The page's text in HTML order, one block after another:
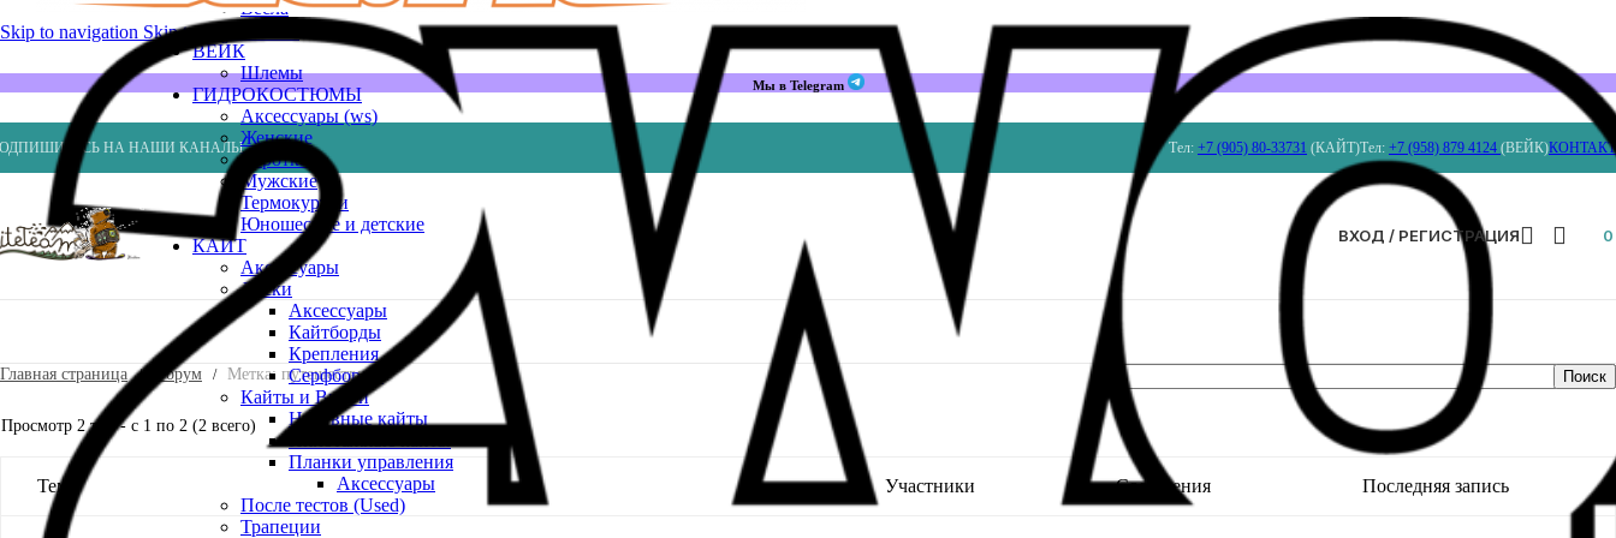
Skip to navigation Skip to main content
Мы в Telegram
НА НАШИ КАНАЛЫ Тел: +7 (905) 80-33731 (КАЙТ)Тел: +7 (958) 879 4124 (ВЕЙК)
Весла
ВЕЙК
Шлемы
ГИДРОКОСТЮМЫ
Аксессуары (ws)
Женские
Короткие
Мужские
Термокуртки
Юношеские и детские
КАЙТ
Аксессуары
Доски
Аксессуары
Кайтборды
Крепления
Серфборды
Кайты и Винги
Надувные кайты
Планки управления
Аксессуары
После тестов (Used)
Трапеции
ВХОД / РЕГИСТРАЦИЯ 0
Главная страница Форум Метка: путешествие
Просмотр 2 тем - с 1 по 2 (2 всего)
Тема Участники Сообщения Последняя запись